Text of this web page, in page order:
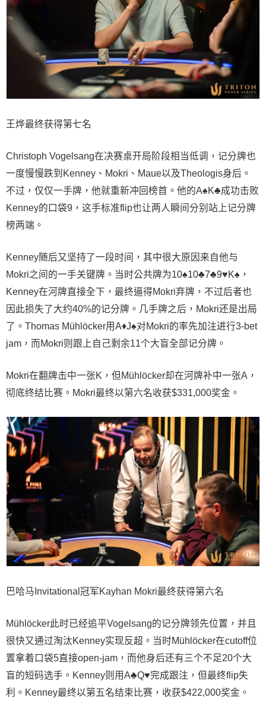
王烨最终获得第七名
Christoph Vogelsang在决赛桌开局阶段相当低调，记分牌也
一度慢慢跌到Kenney、Mokri、Maue以及Theologis身后。
不过，仅仅一手牌，他就重新冲回榜首。他的A♠K♣成功击败
Kenney的口袋9，这手标准flip也让两人瞬间分别站上记分牌
榜两端。
Kenney随后又坚持了一段时间，其中很大原因来自他与
Mokri之间的一手关键牌。当时公共牌为10♠10♣7♣9♥K♠，
Kenney在河牌直接全下，最终逼得Mokri弃牌，不过后者也
因此损失了大约40%的记分牌。几手牌之后，Mokri还是出局
了。Thomas Mühlöcker用A♦J♠对Mokri的率先加注进行3-bet
jam，而Mokri则跟上自己剩余11个大盲全部记分牌。
Mokri在翻牌击中一张K，但Mühlöcker却在河牌补中一张A，
彻底终结比赛。Mokri最终以第六名收获$331,000奖金。
巴哈马Invitational冠军Kayhan Mokri最终获得第六名
Mühlöcker此时已经追平Vogelsang的记分牌领先位置，并且
很快又通过淘汰Kenney实现反超。当时Mühlöcker在cutoff位
置拿着口袋5直接open-jam，而他身后还有三个不足20个大
盲的短码选手。Kenney则用A♣Q♥完成跟注，但最终flip失
利。Kenney最终以第五名结束比赛，收获$422,000奖金。